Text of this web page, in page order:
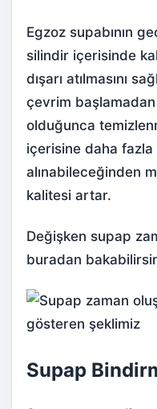
Egzoz supabının
silindir içerisinde
dışarı atılmasını
çevrim
olduğunca
içerisine daha fazla
alınabileceğinden
kalitesi artar.
Değişken supap
buradan
Supap